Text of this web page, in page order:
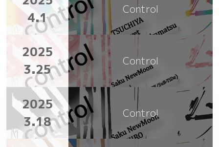
4.1
Control
2025
3.25
Control
2025
3.18
Control